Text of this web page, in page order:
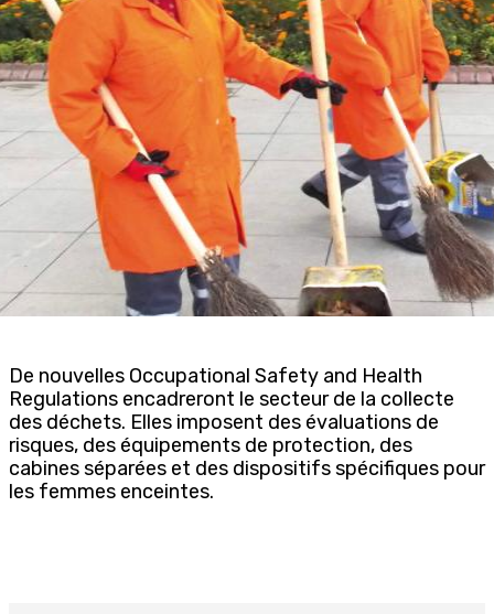
De nouvelles Occupational Safety and Health
Regulations encadreront le secteur de la collecte
des déchets. Elles imposent des évaluations de
risques, des équipements de protection, des
cabines séparées et des dispositifs spécifiques pour
les femmes enceintes.